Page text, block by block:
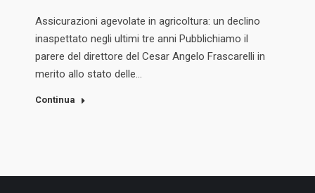
Assicurazioni agevolate in agricoltura: un declino
inaspettato negli ultimi tre anni Pubblichiamo il
parere del direttore del Cesar Angelo Frascarelli in
merito allo stato delle…
Continua